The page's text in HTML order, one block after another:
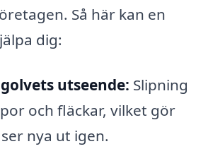
Så här kan en
dig:
utseende: Slipning
och fläckar, vilket gör
nya ut igen.